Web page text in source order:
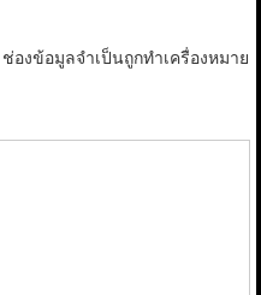
ช่องข้อมูลจำเป็นถูกทำเครื่องหมาย